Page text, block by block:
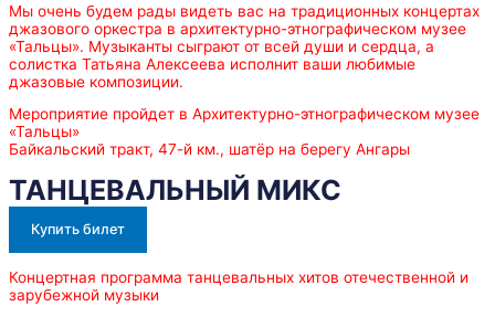
Мы очень будем рады видеть вас на традиционных концертах
джазового оркестра в архитектурно-этнографическом музее
«Тальцы». Музыканты сыграют от всей души и сердца, а
солистка Татьяна Алексеева исполнит ваши любимые
джазовые композиции.
Мероприятие пройдет в Архитектурно-этнографическом музее
«Тальцы»
Байкальский тракт, 47-й км., шатёр на берегу Ангары
ТАНЦЕВАЛЬНЫЙ МИКС
Купить билет
Концертная программа танцевальных хитов отечественной и
зарубежной музыки